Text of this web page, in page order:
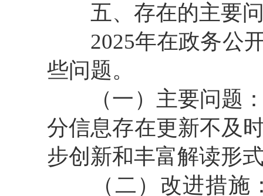
五、存在的主要问
2025年在政务公开
些问题。
（一）主要问题：
分信息存在更新不及
步创新和丰富解读形
（二）改进措施：